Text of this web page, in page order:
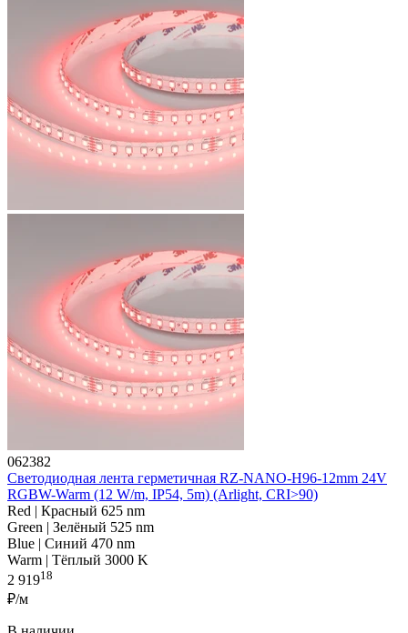
062382
Светодиодная лента герметичная RZ-NANO-H96-12mm 24V
RGBW-Warm (12 W/m, IP54, 5m) (Arlight, CRI>90)
Red | Красный 625 nm
Green | Зелёный 525 nm
Blue | Синий 470 nm
Warm | Тёплый 3000 K
2 91918
₽/м